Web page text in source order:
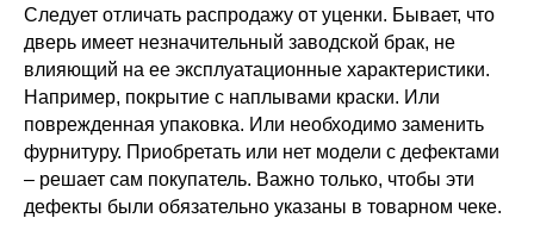
Следует отличать распродажу от уценки. Бывает, что
дверь имеет незначительный заводской брак, не
влияющий на ее эксплуатационные характеристики.
Например, покрытие с наплывами краски. Или
поврежденная упаковка. Или необходимо заменить
фурнитуру. Приобретать или нет модели с дефектами
– решает сам покупатель. Важно только, чтобы эти
дефекты были обязательно указаны в товарном чеке.